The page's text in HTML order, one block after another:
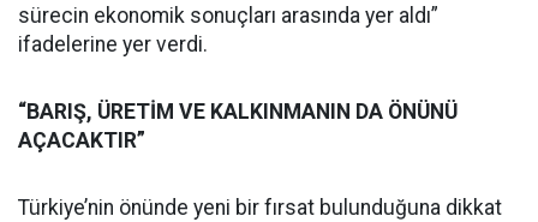
sürecin ekonomik sonuçları arasında yer aldı”
ifadelerine yer verdi.
“BARIŞ, ÜRETİM VE KALKINMANIN DA ÖNÜNÜ
AÇACAKTIR”
Türkiye’nin önünde yeni bir fırsat bulunduğuna dikkat